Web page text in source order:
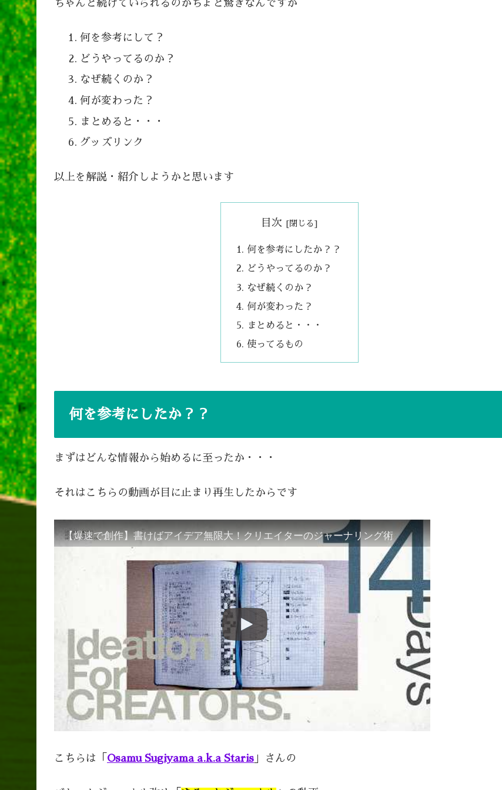
ちゃんと続けていられるのがちょと驚きなんですが
何を参考にして？
どうやってるのか？
なぜ続くのか？
何が変わった？
まとめると・・・
グッズリンク
以上を解説・紹介しようかと思います
目次
何を参考にしたか？？
どうやってるのか？
なぜ続くのか？
何が変わった？
まとめると・・・
使ってるもの
何を参考にしたか？？
まずはどんな情報から始めるに至ったか・・・
それはこちらの動画が目に止まり再生したからです
【爆速で創作】書けばアイデア無限大！クリエイターのジャーナリング術
こちらは「 Osamu Sugiyama a.k.a Staris 」さんの